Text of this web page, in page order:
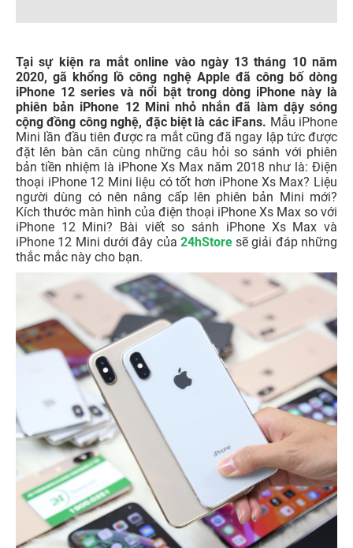
Tại sự kiện ra mắt online vào ngày 13 tháng 10 năm
2020, gã khổng lồ công nghệ Apple đã công bố dòng
iPhone 12 series và nổi bật trong dòng iPhone này là
phiên bản iPhone 12 Mini nhỏ nhắn đã làm dậy sóng
cộng đồng công nghệ, đặc biệt là các iFans. Mẫu iPhone
Mini lần đầu tiên được ra mắt cũng đã ngay lập tức được
đặt lên bàn cân cùng những câu hỏi so sánh với phiên
bản tiền nhiệm là iPhone Xs Max năm 2018 như là: Điện
thoại iPhone 12 Mini liệu có tốt hơn iPhone Xs Max? Liệu
người dùng có nên nâng cấp lên phiên bản Mini mới?
Kích thước màn hình của điện thoại iPhone Xs Max so với
iPhone 12 Mini? Bài viết so sánh iPhone Xs Max và
iPhone 12 Mini dưới đây của 24hStoresẽ giải đáp những
thắc mắc này cho bạn.